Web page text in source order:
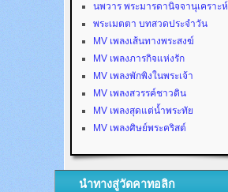
นพวาร พระมารดานิจจานุเคราะห์
พระเมตตา บทสวดประจำวัน
MV เพลงเส้นทางพระสงฆ์
MV เพลงภารกิจแห่งรัก
MV เพลงพักพิงในพระเจ้า
MV เพลงสวรรค์ชาวดิน
MV เพลงสุดแต่น้ำพระทัย
MV เพลงศิษย์พระคริสต์
นำทางสู่วัดคาทอลิก